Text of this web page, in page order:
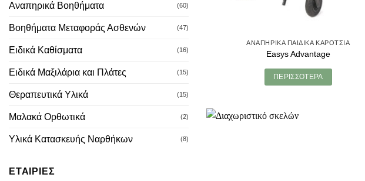
Αναπηρικά Βοηθήματα (60)
Βοηθήματα Μεταφοράς Ασθενών (47)
Ειδικά Καθίσματα (16)
Ειδικά Μαξιλάρια και Πλάτες (15)
Θεραπευτικά Υλικά (15)
Μαλακά Ορθωτικά (2)
Υλικά Κατασκευής Ναρθήκων (8)
ΕΤΑΙΡΙΕΣ
ΑΝΑΠΗΡΙΚΑ ΠΑΙΔΙΚΑ ΚΑΡΟΤΣΙΑ
Easys Advantage
ΠΕΡΙΣΣΟΤΕΡΑ